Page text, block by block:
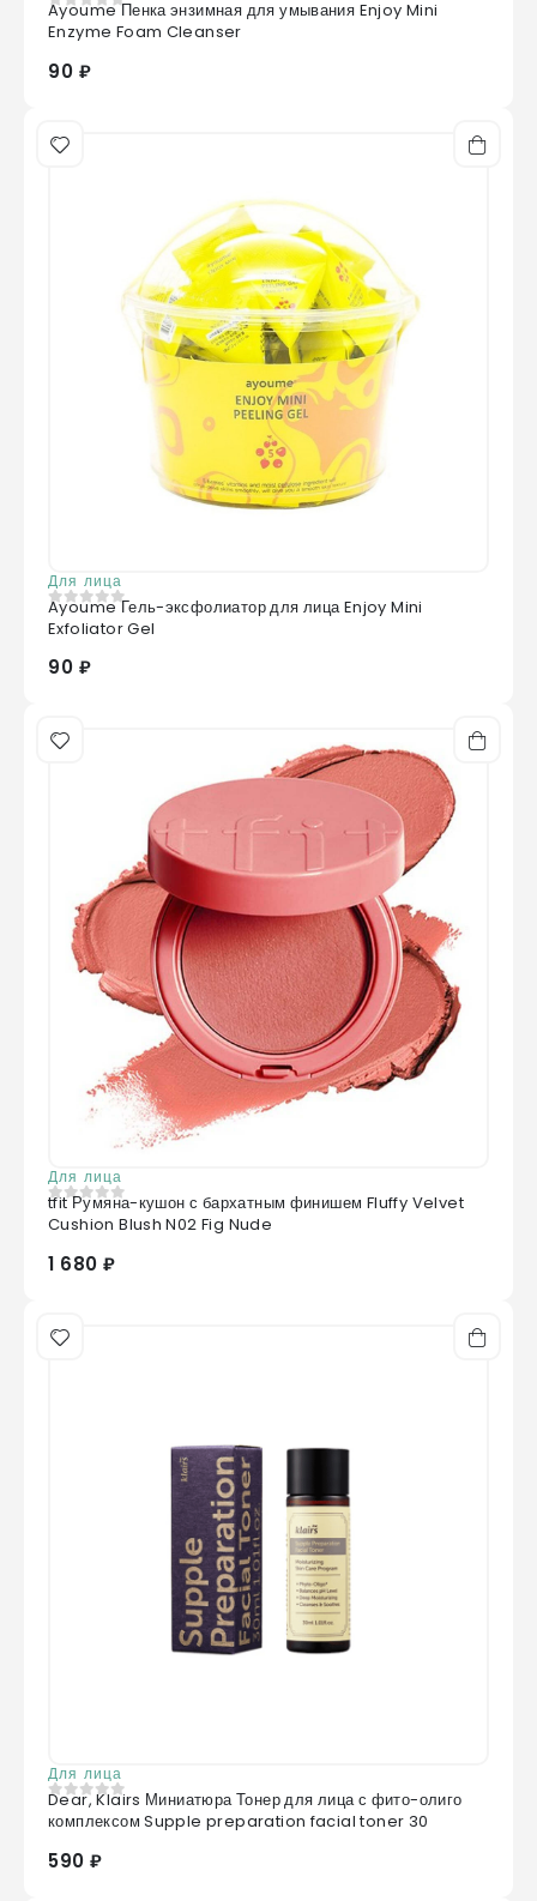
0из 5
Ayoume Пенка энзимная для умывания Enjoy Mini
Enzyme Foam Cleanser
90 ₽
Для лица
0из 5
Ayoume Гель-эксфолиатор для лица Enjoy Mini
Exfoliator Gel
90 ₽
Для лица
0 из 5
tfit Румяна-кушон с бархатным финишем Fluffy Velvet
Cushion Blush N02 Fig Nude
1 680 ₽
Для лица
0 из 5
Dear, Klairs Миниатюра Тонер для лица с фито-олиго
комплексом Supple preparation facial toner 30
590 ₽